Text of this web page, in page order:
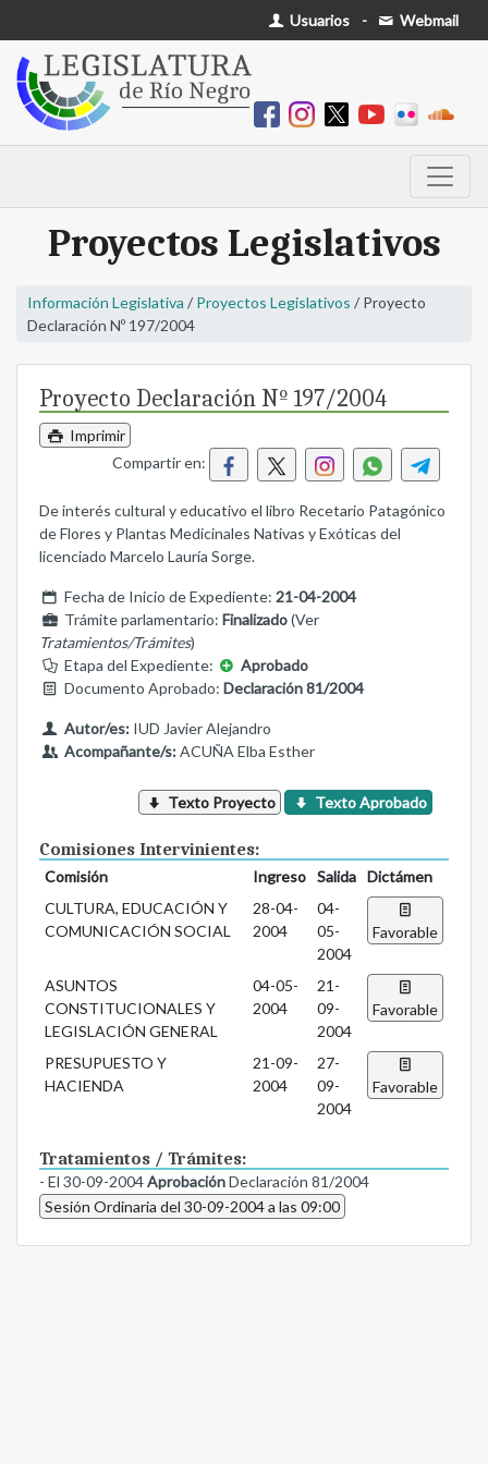
Usuarios - Webmail
Proyectos Legislativos
Información Legislativa / Proyectos Legislativos / Proyecto
Declaración Nº 197/2004
Proyecto Declaración Nº 197/2004
Imprimir
Compartir en:
De interés cultural y educativo el libro Recetario Patagónico
de Flores y Plantas Medicinales Nativas y Exóticas del
licenciado Marcelo Lauría Sorge.
Fecha de Inicio de Expediente: 21-04-2004
Trámite parlamentario: Finalizado(Ver
Tratamientos/Trámites)
Etapa del Expediente:
Aprobado
Documento Aprobado: Declaración 81/2004
Autor/es:IUD Javier Alejandro
Acompañante/s:ACUÑA Elba Esther
Texto Proyecto Texto Aprobado
Comisiones Intervinientes:
Comisión Ingreso Salida
Dictámen
CULTURA, EDUCACIÓN Y
COMUNICACIÓN SOCIAL
28-04-
2004
04-
05-
2004
Favorable
ASUNTOS
CONSTITUCIONALES Y
LEGISLACIÓN GENERAL
04-05-
2004
21-
09-
2004
Favorable
PRESUPUESTO Y
HACIENDA
21-09-
2004
27-
09-
2004
Favorable
Tratamientos / Trámites:
- El 30-09-2004AprobaciónDeclaración 81/2004
Sesión Ordinaria del 30-09-2004 a las 09:00